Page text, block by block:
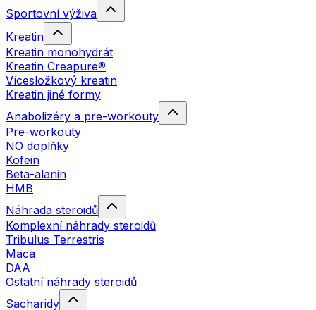
Sportovní výživa
Kreatin
Kreatin monohydrát
Kreatin Creapure®
Vícesložkový kreatin
Kreatin jiné formy
Anabolizéry a pre-workouty
Pre-workouty
NO doplňky
Kofein
Beta-alanin
HMB
Náhrada steroidů
Komplexní náhrady steroidů
Tribulus Terrestris
Maca
DAA
Ostatní náhrady steroidů
Sacharidy